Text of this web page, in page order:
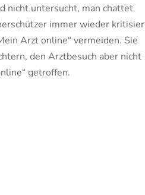
nicht untersucht, man chattet
immer wieder
Arzt online“ vermeiden. Sie
den Arztbesuch aber nicht
getroffen.